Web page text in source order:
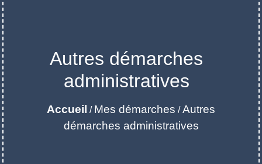
Autres démarches
administratives
Accueil / Mes démarches /Autres
démarches administratives